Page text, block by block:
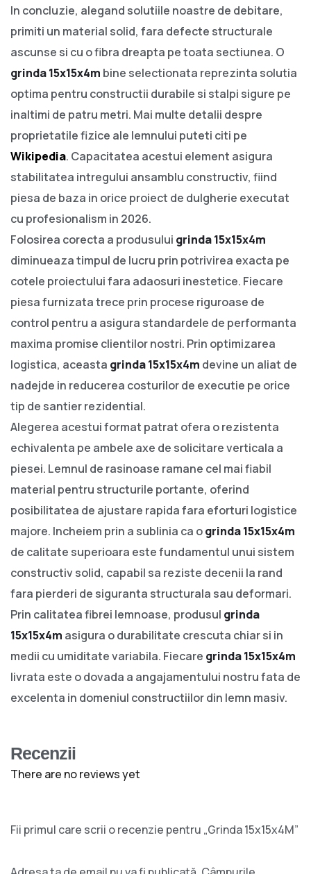
In concluzie, alegand solutiile noastre de debitare,
primiti un material solid, fara defecte structurale
ascunse si cu o fibra dreapta pe toata sectiunea. O
grinda 15x15x4m bine selectionata reprezinta solutia
optima pentru constructii durabile si stalpi sigure pe
inaltimi de patru metri. Mai multe detalii despre
proprietatile fizice ale lemnului puteti citi pe
Wikipedia. Capacitatea acestui element asigura
stabilitatea intregului ansamblu constructiv, fiind
piesa de baza in orice proiect de dulgherie executat
cu profesionalism in 2026.
Folosirea corecta a produsului grinda 15x15x4m
diminueaza timpul de lucru prin potrivirea exacta pe
cotele proiectului fara adaosuri inestetice. Fiecare
piesa furnizata trece prin procese riguroase de
control pentru a asigura standardele de performanta
maxima promise clientilor nostri. Prin optimizarea
logistica, aceasta grinda 15x15x4m devine un aliat de
nadejde in reducerea costurilor de executie pe orice
tip de santier rezidential.
Alegerea acestui format patrat ofera o rezistenta
echivalenta pe ambele axe de solicitare verticala a
piesei. Lemnul de rasinoase ramane cel mai fiabil
material pentru structurile portante, oferind
posibilitatea de ajustare rapida fara eforturi logistice
majore. Incheiem prin a sublinia ca ogrinda 15x15x4m
de calitate superioara este fundamentul unui sistem
constructiv solid, capabil sa reziste decenii la rand
fara pierderi de siguranta structurala sau deformari.
Prin calitatea fibrei lemnoase, produsul grinda
15x15x4m asigura o durabilitate crescuta chiar si in
medii cu umiditate variabila. Fiecare grinda 15x15x4m
livrata este o dovada a angajamentului nostru fata de
excelenta in domeniul constructiilor din lemn masiv.
Recenzii
There are no reviews yet
Fii primul care scrii o recenzie pentru „Grinda 15x15x4M”